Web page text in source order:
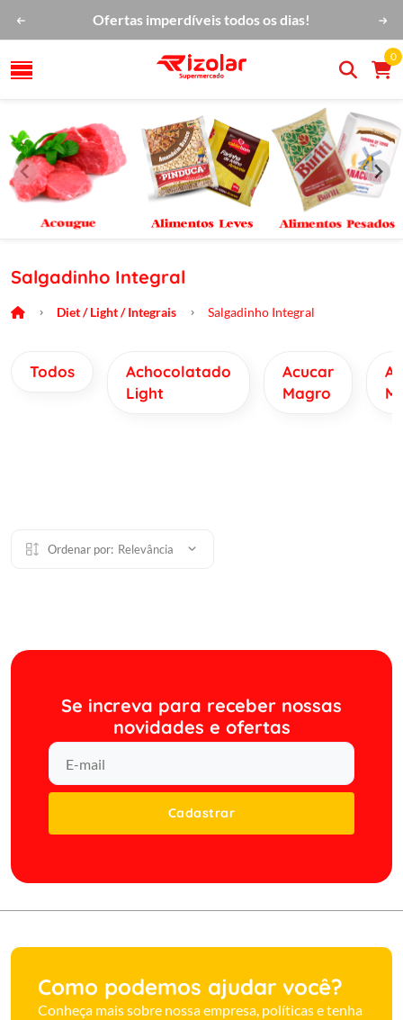
Ofertas imperdíveis todos os dias!
0
Salgadinho Integral
Diet / Light / Integrais Salgadinho Integral
Todos
Achocolatado
Light
Acucar
Magro
Ordenar por: Relevância
Se increva para receber nossas
novidades e ofertas
Cadastrar
Como podemos ajudar você?
Conheça mais sobre nossa empresa, políticas e tenha